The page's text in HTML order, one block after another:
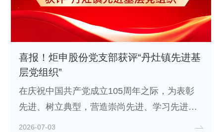
喜报！炬申股份党支部获评“丹灶镇先进基
层党组织”
在庆祝中国共产党成立105周年之际，为表彰
先进、树立典型，营造崇尚先进、学习先进的
浓厚氛围，激励各级党组织与广大党员担当作
2026-07-03